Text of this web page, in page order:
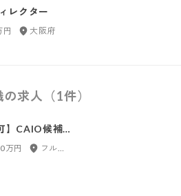
レクター
大阪府
求人（1件）
】CAIO候補
略を一手に担
万円
フルリモート